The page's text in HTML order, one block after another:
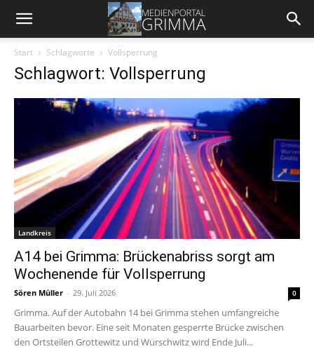
Start Schlagworte Vollsperrung
Schlagwort: Vollsperrung
Landkreis
A14 bei Grimma: Brückenabriss sorgt am
Wochenende für Vollsperrung
Sören Müller - 29. Juli 2026 0
Grimma. Auf der Autobahn 14 bei Grimma stehen umfangreiche
Bauarbeiten bevor. Eine seit Monaten gesperrte Brücke zwischen
den Ortsteilen Grottewitz und Würschwitz wird Ende Juli...